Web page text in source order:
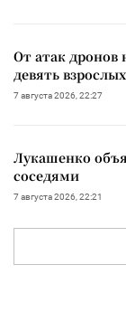
От атак дронов
девять
7 августа 2026, 22:27
Лукашенко
соседями
7 августа 2026, 22:21